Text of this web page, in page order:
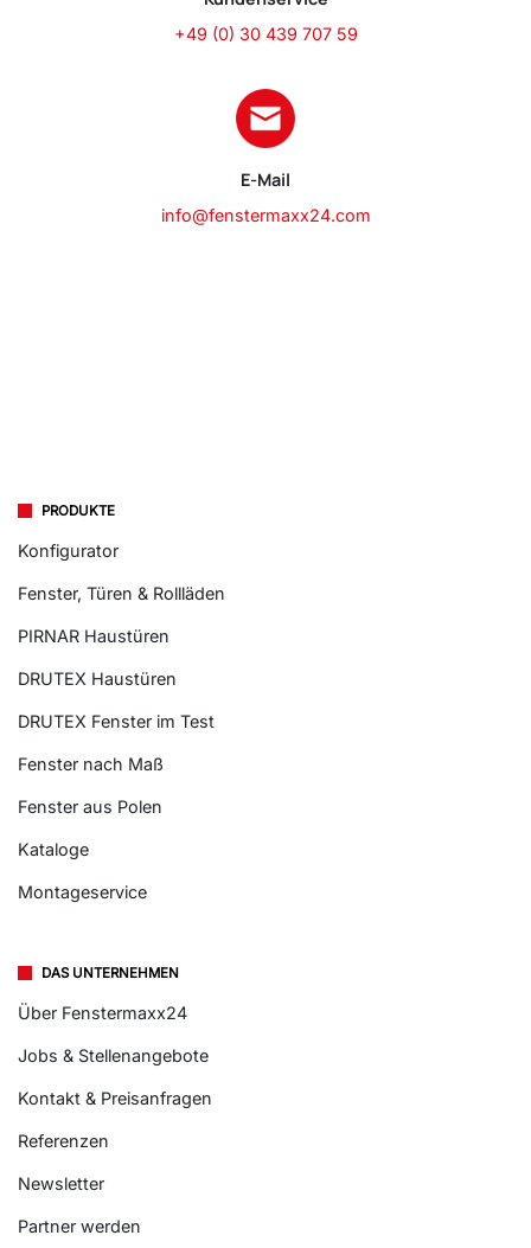
+49 (0) 30 439 707 59
E-Mail
info@fenstermaxx24.com
PRODUKTE
Konfigurator
Fenster, Türen & Rollläden
PIRNAR Haustüren
DRUTEX Haustüren
DRUTEX Fenster im Test
Fenster nach Maß
Fenster aus Polen
Kataloge
Montageservice
DAS UNTERNEHMEN
Über Fenstermaxx24
Jobs & Stellenangebote
Kontakt & Preisanfragen
Referenzen
Newsletter
Partner werden